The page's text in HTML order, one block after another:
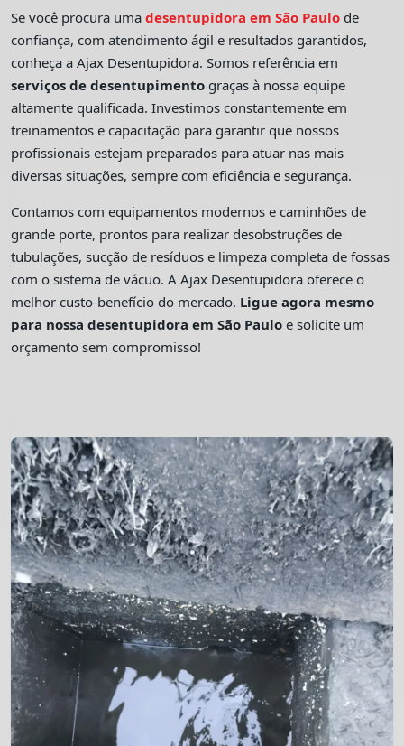
Se você procura umadesentupidora em São Paulo de
confiança, com atendimento ágil e resultados garantidos,
conheça a Ajax Desentupidora. Somos referência em
serviços de desentupimento graças à nossa equipe
altamente qualificada. Investimos constantemente em
treinamentos e capacitação para garantir que nossos
profissionais estejam preparados para atuar nas mais
diversas situações, sempre com eficiência e segurança.
Contamos com equipamentos modernos e caminhões de
grande porte, prontos para realizar desobstruções de
tubulações, sucção de resíduos e limpeza completa de fossas
com o sistema de vácuo. A Ajax Desentupidora oferece o
melhor custo-benefício do mercado. Ligue agora mesmo
para nossa desentupidora em São Paulo e solicite um
orçamento sem compromisso!